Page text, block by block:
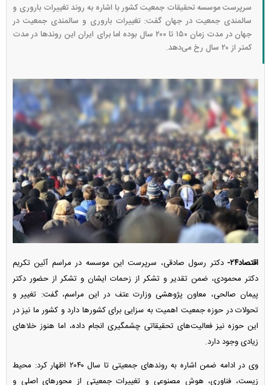
سرپرست موسسه تحقیقات جمعیت کشور با اشاره به روند تغییرات باروری و
سالمندی جمعیت در جهان گفت: تغییرات باروری و سالمندی جمعیت در
جهان در مدت زمان ۱۵۰ تا ۲۰۰ سال بوده اما برای ایران این روندها در مدت
کمتر از ۲۰ سال رخ می­‌دهد.
اقتصاد۲۴-
دکتر رسول صادقی، سرپرست این موسسه در مراسم آئین تکریم
دکتر محمودی، ضمن تقدیر و تشکر از زحمات ایشان و تشکر از حضور دکتر
پیمان صالحی، معاون پژوهشی وزارت عتف در این مراسم، گفت: تغییر و
تحولات در حوزه جمعیت اهمیت به سزایی برای کشور‌ها دارد و کشور ما نیز در
این حوزه نیز فعالیت‌های تحقیقاتی چشمگیری انجام داده، اما هنوز خلا‌های
زیادی وجود دارد.
وی در ادامه ضمن اشاره به روند‌های جمعیتی تا سال ۲۰۴۰ اظهار کرد: محیط
زیست، فناوری، هوش مصنوعی و تغییرات جمعیتی از محور‌های اصلی و